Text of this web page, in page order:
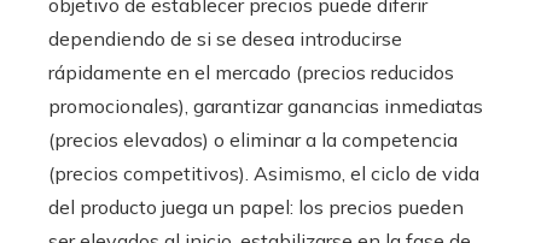
objetivo de establecer precios puede diferir
dependiendo de si se desea introducirse
rápidamente en el mercado (precios reducidos
promocionales), garantizar ganancias inmediatas
(precios elevados) o eliminar a la competencia
(precios competitivos). Asimismo, el ciclo de vida
del producto juega un papel: los precios pueden